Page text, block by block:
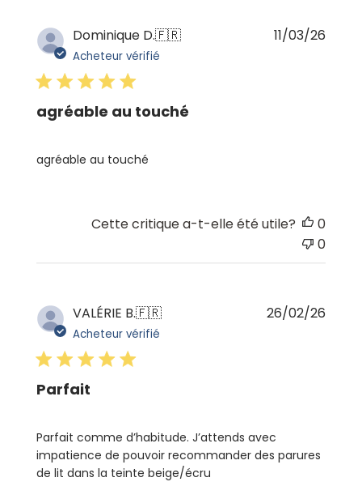
Dominique D.🇫🇷
Acheteur vérifié
agréable au touché
agréable au touché
11/03/26
Cette critique a-t-elle été utile?
0
0
VALÉRIE B.🇫🇷
Acheteur vérifié
Parfait
Parfait comme d’habitude. J’attends avec
impatience de pouvoir recommander des parures
de lit dans la teinte beige/écru
26/02/26